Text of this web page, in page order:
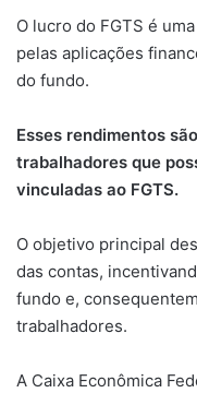
O lucro do FGTS é
pelas aplicações
do fundo.
Esses rendimentos
trabalhadores que
vinculadas ao FGTS.
O objetivo principal
das contas,
fundo e,
trabalhadores.
A Caixa Econômica